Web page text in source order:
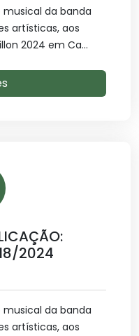
da banda
artísticas, aos
2024 em Ca...
2024
da banda
artísticas, aos